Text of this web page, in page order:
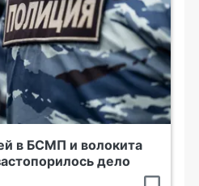
в БСМП и волокита
дело